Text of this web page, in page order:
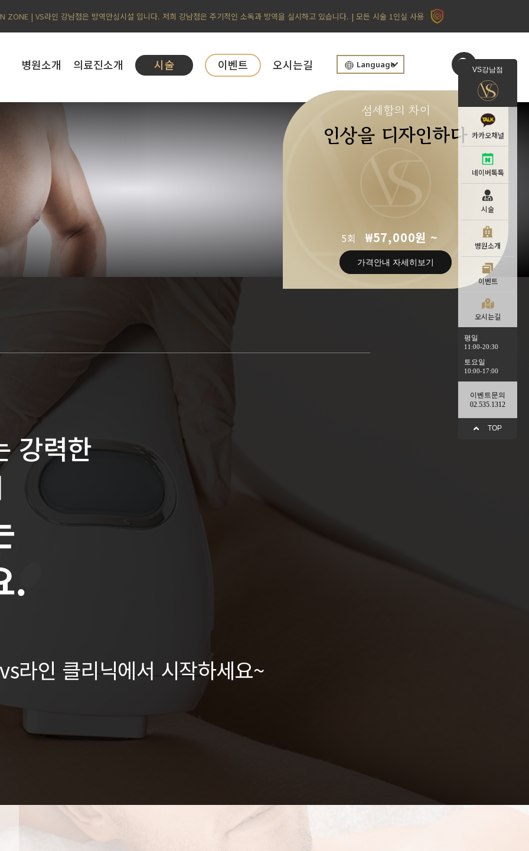
ZONE | VS라인 강남점은 방역안심시설 입니다. 저희 강남점은 주기적인 소독과 방역을 실시하고 있습니다. | 모든 시술 1인실 사용
병원소개 의료진소개 시술 이벤트 오시는길 Language
섬세함의 차이
인상을 디자인하다
5회 ₩57,000원 ~
가격안내 자세히보기
강력한
.
라인 클리닉에서 시작하세요~
VS강남점
카카오채널
네이버톡톡
시술
병원소개
이벤트
오시는길
평일
11:00-20:30
토요일
10:00-17:00
이벤트문의
02.535.1312
TOP